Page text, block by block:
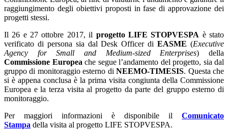
raggiungimento degli obiettivi proposti in fase di approvazione dei
progetti stessi.
Il 26 e 27 ottobre 2017, il progetto LIFE STOPVESPA è stato
verificato di persona sia dal Desk Officer diEASME (Executive
Agency for Small and Medium-sized Enterprises) della
Commissione Europea che segue l’andamento del progetto, sia dal
gruppo di monitoraggio esterno diNEEMO-TIMESIS. Questa che
si è appena conclusa è la prima visita congiunta della Commissione
Europea e la terza visita al progetto da parte del gruppo esterno di
monitoraggio.
Per maggiori informazioni è disponibile il Comunicato
Stampa della visita al progetto LIFE STOPVESPA.